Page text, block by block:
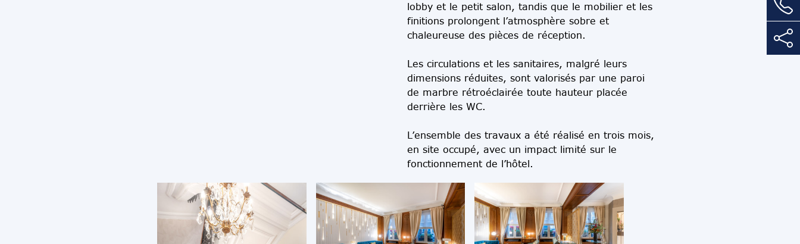
lobby et le petit salon, tandis que le mobilier et les
finitions prolongent l’atmosphère sobre et
chaleureuse des pièces de réception.
Les circulations et les sanitaires, malgré leurs
dimensions réduites, sont valorisés par une paroi
de marbre rétroéclairée toute hauteur placée
derrière les WC.
L’ensemble des travaux a été réalisé en trois mois,
en site occupé, avec un impact limité sur le
fonctionnement de l’hôtel.